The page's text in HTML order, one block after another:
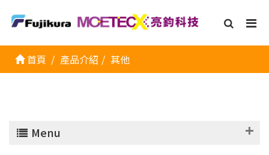
首頁 產品介紹 其他
Menu